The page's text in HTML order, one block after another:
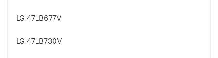
LG 47LB677V
LG 47LB730V